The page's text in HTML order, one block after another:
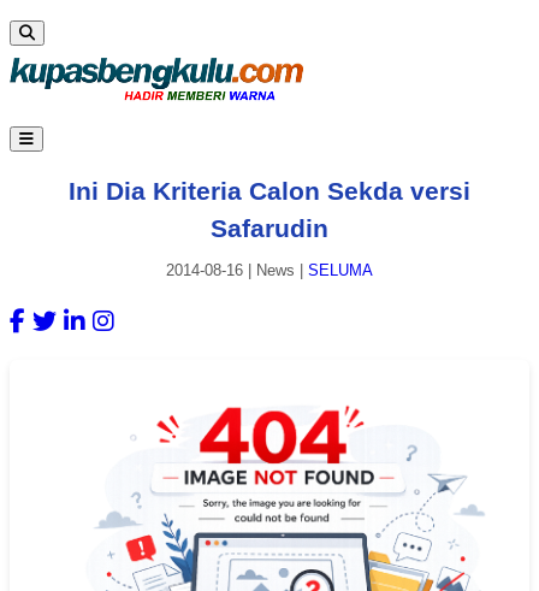
Ini Dia Kriteria Calon Sekda versi
Safarudin
2014-08-16 News SELUMA